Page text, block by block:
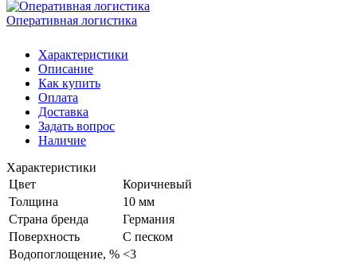
Оперативная логистика
Характеристики
Описание
Как купить
Оплата
Доставка
Задать вопрос
Наличие
Характеристики
Цвет
Коричневый
Толщина
10 мм
Страна бренда
Германия
Поверхность
С песком
Водопоглощение, % <3